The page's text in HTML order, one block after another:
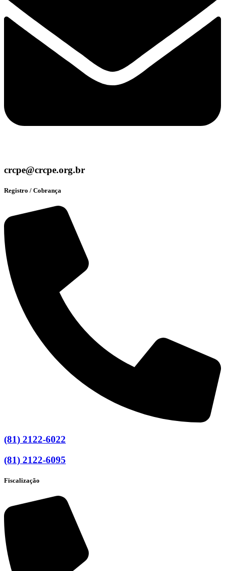
crcpe@crcpe.org.br
Registro / Cobrança
(81) 2122-6022
(81) 2122-6095
Fiscalização